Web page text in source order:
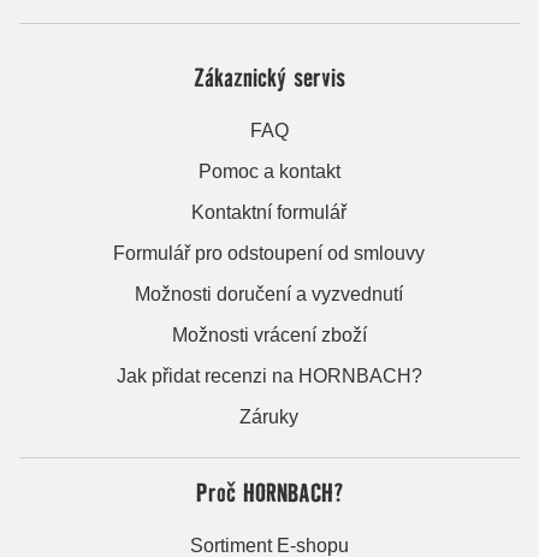
Zákaznický servis
FAQ
Pomoc a kontakt
Kontaktní formulář
Formulář pro odstoupení od smlouvy
Možnosti doručení a vyzvednutí
Možnosti vrácení zboží
Jak přidat recenzi na HORNBACH?
Záruky
Proč HORNBACH?
Sortiment E-shopu